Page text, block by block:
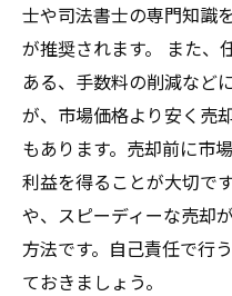
士や司法書士の専門知識
が推奨されます。 また、
ある、手数料の削減など
が、市場価格より安く売
もあります。売却前に市
利益を得ることが大切で
や、スピーディーな売却
方法です。自己責任で行
ておきましょう。